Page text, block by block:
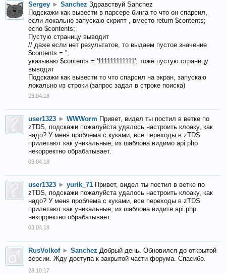
Sergey ► Sanchez Здравствуй Sanchez
Подскажи как вывести в парсере бинга то что он спарсил,
если локально запускаю скрипт , вместо return $contents;
echo $contents;
Пустую страницу выводит
// даже если нет результатов, то выдаем пустое значение
$contents = '';
указываю $contents = '111111111111'; тоже пустую страницу
выводит
Подскажи как вывести то что спарсил на экран, запускаю
локально из строки (запрос задал в строке поиска)
23.04.18
user1323 ► WWWorm Привет, видел ты постил в ветке по
zTDS, подскажи пожалуйста удалось настроить клоаку, как
надо? У меня проблема с куками, все переходы в zTDS
прилетают как уникальные, из шаблона видимо api.php
некорректно обрабатывает.
03.04.18
user1323 ► yurik_71 Привет, видел ты постил в ветке по
zTDS, подскажи пожалуйста удалось настроить клоаку, как
надо? У меня проблема с куками, все переходы в zTDS
прилетают как уникальные, из шаблона видите api.php
некорректно обрабатывает.
03.04.18
RusVolkof ► Sanchez Добрый день. Обновился до открытой
версии. Жду доступа к закрытой части форума. Спасибо.
28.10.17